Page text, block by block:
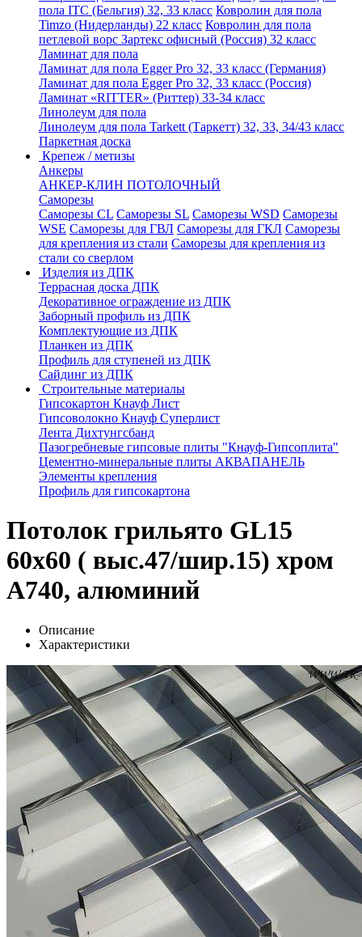
пола ITC (Бельгия) 32, 33 класс Ковролин для пола
Timzo (Нидерланды) 22 класс Ковролин для пола
петлевой ворс Зартекс офисный (Россия) 32 класс
Ламинат для пола
Ламинат для пола Egger Pro 32, 33 класс (Германия)
Ламинат для пола Egger Pro 32, 33 класс (Россия)
Ламинат «RITTER» (Риттер) 33-34 класс
Линолеум для пола
Линолеум для пола Tarkett (Таркетт) 32, 33, 34/43 класс
Паркетная доска
Крепеж / метизы
Анкеры
АНКЕР-КЛИН ПОТОЛОЧНЫЙ
Саморезы
Саморезы CL Саморезы SL Саморезы WSD Саморезы
WSE Саморезы для ГВЛ Саморезы для ГКЛ Саморезы
для крепления из стали Саморезы для крепления из
стали со сверлом
Изделия из ДПК
Террасная доска ДПК
Декоративное ограждение из ДПК
Заборный профиль из ДПК
Комплектующие из ДПК
Планкен из ДПК
Профиль для ступеней из ДПК
Сайдинг из ДПК
Строительные материалы
Гипсокартон Кнауф Лист
Гипсоволокно Кнауф Суперлист
Лента Дихтунгсбанд
Пазогребневые гипсовые плиты "Кнауф-Гипсоплита"
Цементно-минеральные плиты АКВАПАНЕЛЬ
Элементы крепления
Профиль для гипсокартона
Потолок грильято GL15
60х60 ( выс.47/шир.15) хром
А740, алюминий
Описание
Характеристики